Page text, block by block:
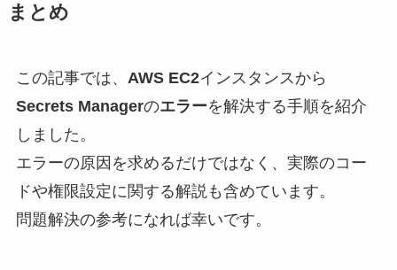
まとめ
この記事では、 AWS EC2インスタンスから
Secrets Managerのエラーを解決する手順を紹介
しました。
エラーの原因を求めるだけではなく、実際のコー
ドや権限設定に関する解説も含めています。
問題解決の参考になれば幸いです。